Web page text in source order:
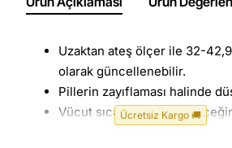
Ücretsiz Kargo 🚚
Uzaktan ateş ölçer ile 32-
olarak güncellenebilir.
Pillerin zayıflaması halinde
Vücut sıcaklığını